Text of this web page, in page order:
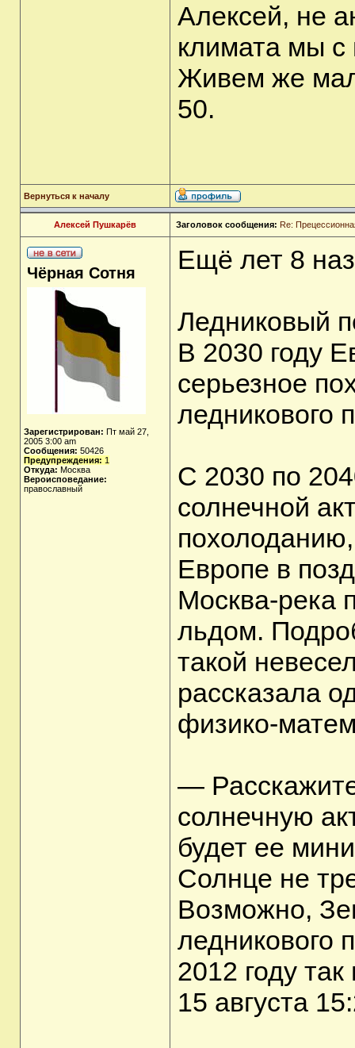
Алексей, не
климата мы с
Живем же
50.
Вернуться к началу
Алексей Пушкарёв Заголовок сообщения: Re:
Чёрная Сотня
Зарегистрирован: Пт май 27,
2005 3:00 am
Сообщения: 50426
Предупреждения: 1
Откуда: Москва
Вероисповедание:
православный
Ещё лет 8
Ледниковый
В 2030 году
серьезное
ледникового
С 2030 по
солнечной
Европе в
Москва-река
льдом.
такой
рассказала
физико-
—
солнечную
будет ее
Солнце не
Возможно,
ледникового
2012 году так
15 августа